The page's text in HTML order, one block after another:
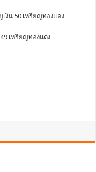
งิน 50 เหรียญทองแดง
เหรียญทองแดง